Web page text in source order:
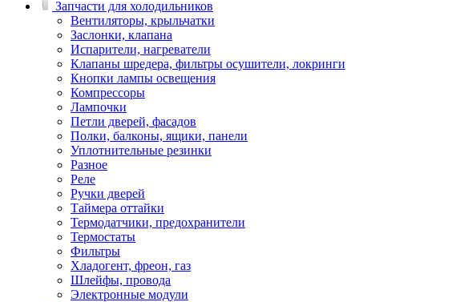
Запчасти для холодильников
Вентиляторы, крыльчатки
Заслонки, клапана
Испарители, нагреватели
Клапаны шредера, фильтры осушители, локринги
Кнопки лампы освещения
Компрессоры
Лампочки
Петли дверей, фасадов
Полки, балконы, ящики, панели
Уплотнительные резинки
Разное
Реле
Ручки дверей
Таймера оттайки
Термодатчики, предохранители
Термостаты
Фильтры
Хладогент, фреон, газ
Шлейфы, провода
Электронные модули